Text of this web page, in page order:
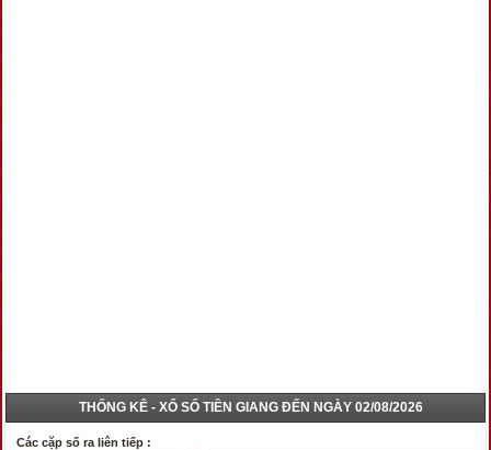
THỐNG KÊ - XỔ SỐ TIỀN GIANG ĐẾN NGÀY 02/08/2026
Các cặp số ra liên tiếp :